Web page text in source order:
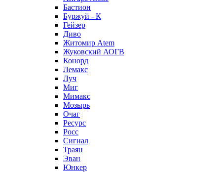
Бастион
Буржуй - К
Гейзер
Диво
Житомир Аtem
Жуковский АОГВ
Конорд
Лемакс
Луч
Миг
Мимакс
Мозырь
Очаг
Ресурс
Росс
Сигнал
Траян
Эван
Юнкер